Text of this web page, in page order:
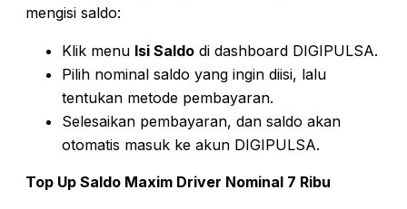
mengisi saldo:
Klik menu Isi Saldo di dashboard DIGIPULSA.
Pilih nominal saldo yang ingin diisi, lalu
tentukan metode pembayaran.
Selesaikan pembayaran, dan saldo akan
otomatis masuk ke akun DIGIPULSA.
Top Up Saldo Maxim Driver Nominal 7 Ribu